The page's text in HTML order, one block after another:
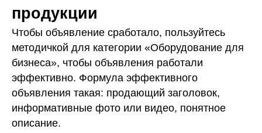
продукции
Чтобы объявление сработало, пользуйтесь
методичкой для категории «Оборудование для
бизнеса», чтобы объявления работали
эффективно. Формула эффективного
объявления такая: продающий заголовок,
информативные фото или видео, понятное
описание.